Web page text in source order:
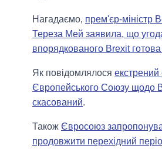
Нагадаємо, прем'єр-міністр
Тереза Мей заявила, що
впорядкованого Brexit
Як повідомлялося екстрений
Європейського Союзу щодо
скасований.
Також Євросоюз
продовжити перехідний